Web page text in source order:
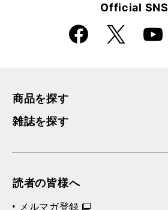
Official SNS
Faceboo
k
X YouTube
商品を探す
雑誌を探す
読者の皆様へ
メルマガ登録